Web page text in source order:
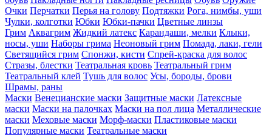
Очки Перчатки Перья на голову Подтяжки Рога, нимбы, уши
Чулки, колготки Юбки Юбки-пачки Цветные линзы
Грим Аквагрим Жидкий латекс Карандаши, мелки Клыки,
носы, уши Наборы грима Неоновый грим Помада, лаки, гели
Светящийся грим Спонжи, кисти Спрей-краска для волос
Стразы, блестки Театральная кровь Театральный грим
Театральный клей Тушь для волос Усы, бороды, брови
Шрамы, раны
Маски Венецианские маски Защитные маски Латексные
маски Маски на палочках Маски на пол лица Металлические
маски Меховые маски Морф-маски Пластиковые маски
Популярные маски Театральные маски